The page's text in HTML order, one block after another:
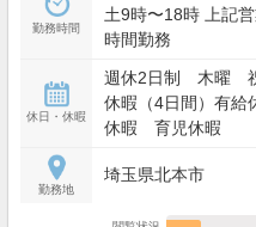
勤務時間
土9時〜18時 上記
時間勤務
休日・休暇
週休2日制 木曜 祝
休暇（4日間）有
休暇 育児休暇
勤務地
埼玉県北本市